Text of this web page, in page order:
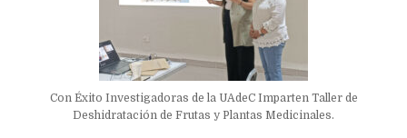
Con Éxito Investigadoras de la UAdeC Imparten Taller de
Deshidratación de Frutas y Plantas Medicinales.